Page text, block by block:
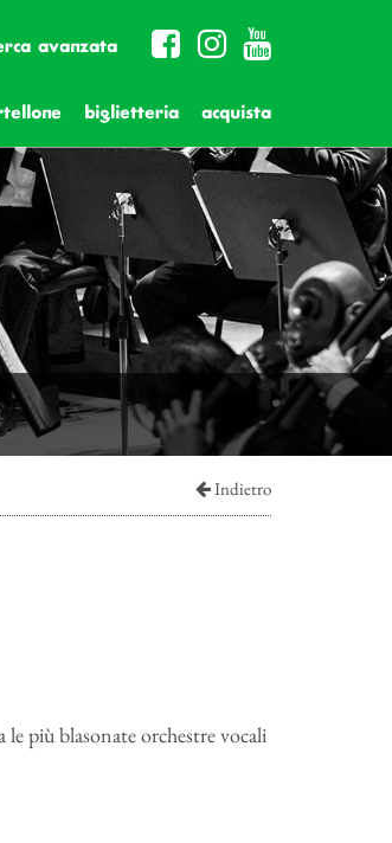
avanzata
biglietteria acquista
Indietro
più blasonate orchestre vocali